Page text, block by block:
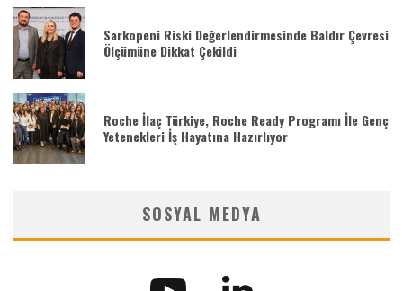
Sarkopeni Riski Değerlendirmesinde Baldır Çevresi
Ölçümüne Dikkat Çekildi
Roche İlaç Türkiye, Roche Ready Programı İle Genç
Yetenekleri İş Hayatına Hazırlıyor
SOSYAL MEDYA